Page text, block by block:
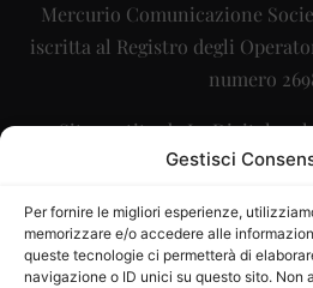
Gestisci
Per fornire le migliori esperienze,
memorizzare e/o accedere alle
queste tecnologie ci permetterà di
navigazione o ID unici su questo sito. Non
Mercurio Comunicazione
iscritta al Registro degli
numero
Sito gestito daLa Digitale srl